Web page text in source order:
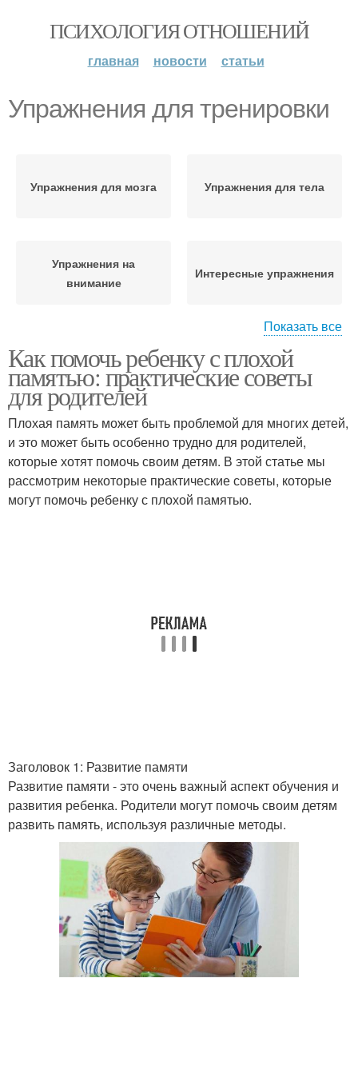
ПСИХОЛОГИЯ ОТНОШЕНИЙ
главная новости статьи
Упражнения для тренировки
Упражнения для мозга Упражнения для тела
Упражнения на
внимание
Интересные упражнения
Супер упражнения
Упражнения для
развития
Упражнения по
развитию
Упражнения на развитие
Физические упражнения
Показать все
Как помочь ребенку с плохой
памятью: практические советы
для родителей
Плохая память может быть проблемой для многих детей,
и это может быть особенно трудно для родителей,
которые хотят помочь своим детям. В этой статье мы
рассмотрим некоторые практические советы, которые
могут помочь ребенку с плохой памятью.
Заголовок 1: Развитие памяти
Развитие памяти - это очень важный аспект обучения и
развития ребенка. Родители могут помочь своим детям
развить память, используя различные методы.